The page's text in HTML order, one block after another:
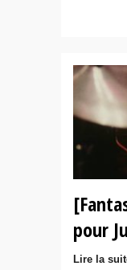
pour
Lire la